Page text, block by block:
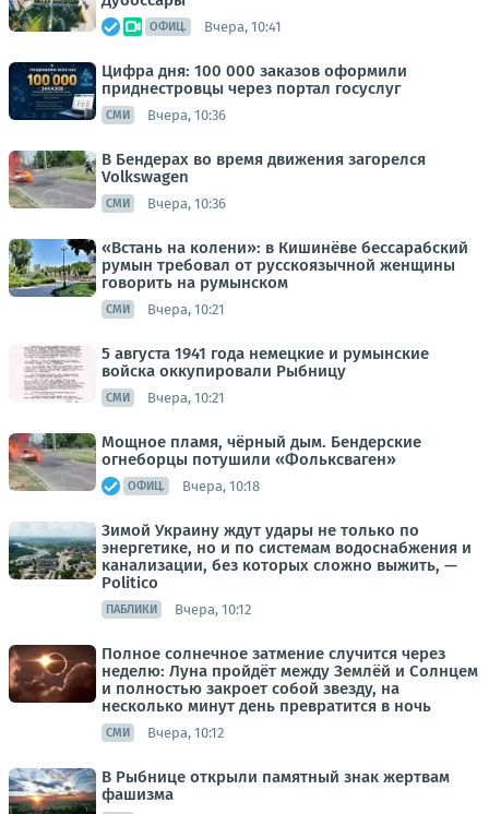
ОФИЦ. Вчера, 10:41
Цифра дня: 100 000 заказов оформили
приднестровцы через портал госуслуг
СМИ Вчера, 10:36
В Бендерах во время движения загорелся
Volkswagen
СМИ Вчера, 10:36
«Встань на колени»: в Кишинёве бессарабский
румын требовал от русскоязычной женщины
говорить на румынском
СМИ Вчера, 10:21
5 августа 1941 года немецкие и румынские
войска оккупировали Рыбницу
СМИ Вчера, 10:21
Мощное пламя, чёрный дым. Бендерские
огнеборцы потушили «Фольксваген»
ОФИЦ. Вчера, 10:18
Зимой Украину ждут удары не только по
энергетике, но и по системам водоснабжения и
канализации, без которых сложно выжить, —
Politico
ПАБЛИКИ Вчера, 10:12
Полное солнечное затмение случится через
неделю: Луна пройдёт между Землёй и Солнцем
и полностью закроет собой звезду, на
несколько минут день превратится в ночь
СМИ Вчера, 10:12
В Рыбнице открыли памятный знак жертвам
фашизма